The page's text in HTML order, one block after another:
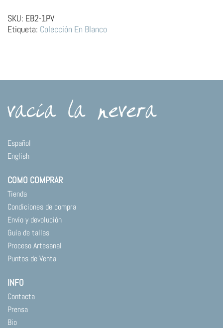
y
Porcelana
SKU: EB2-1PV
Etiqueta: Colección En Blanco
Español
English
COMO COMPRAR
Tienda
Condiciones de compra
Envío y devolución
Guía de tallas
Proceso Artesanal
Puntos de Venta
INFO
Contacta
Prensa
Bio